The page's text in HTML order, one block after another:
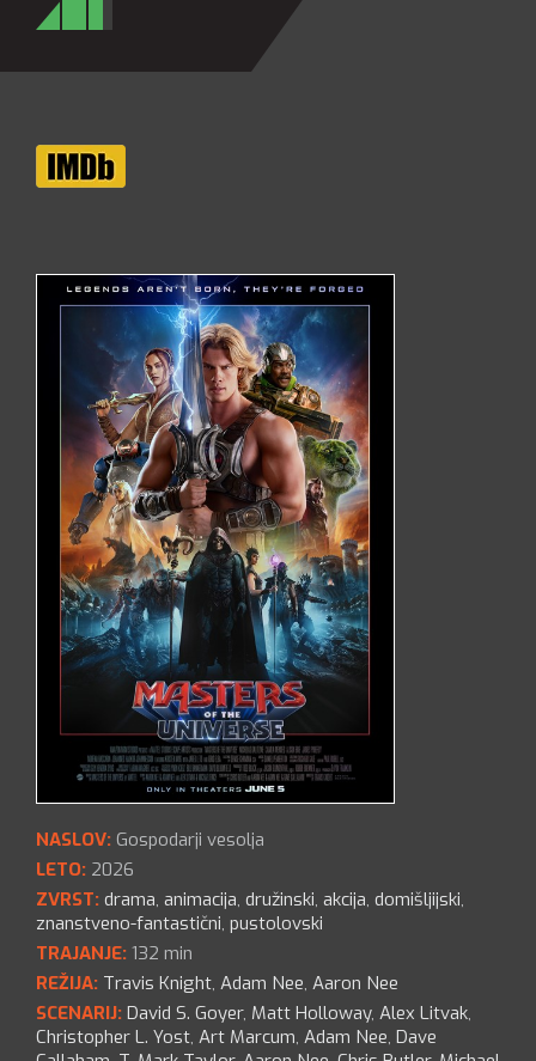
NASLOV: Gospodarji vesolja
LETO: 2026
ZVRST: drama, animacija, družinski, akcija, domišljijski,
znanstveno-fantastični, pustolovski
TRAJANJE: 132 min
REŽIJA: Travis Knight, Adam Nee, Aaron Nee
SCENARIJ: David S. Goyer, Matt Holloway, Alex Litvak,
Christopher L. Yost, Art Marcum, Adam Nee, Dave